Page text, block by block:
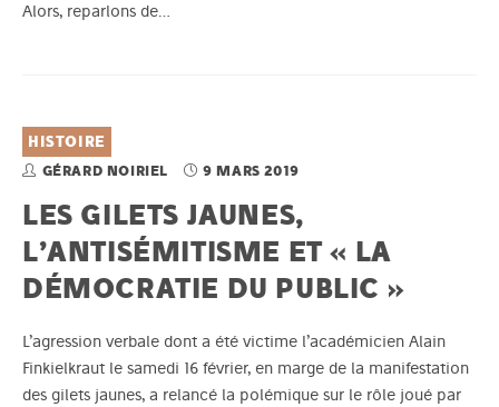
Alors, reparlons de…
HISTOIRE
GÉRARD NOIRIEL 9 MARS 2019
LES GILETS JAUNES,
L’ANTISÉMITISME ET « LA
DÉMOCRATIE DU PUBLIC »
L’agression verbale dont a été victime l’académicien Alain
Finkielkraut le samedi 16 février, en marge de la manifestation
des gilets jaunes, a relancé la polémique sur le rôle joué par